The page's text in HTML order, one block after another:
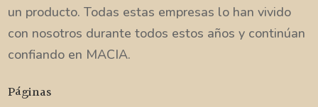
un producto. Todas estas empresas lo han vivido
con nosotros durante todos estos años y continúan
confiando en MACIA.
Páginas